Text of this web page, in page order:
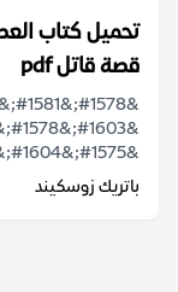
تحميل كتاب
قصة قاتل pdf
&#1575;&#1604;&...
باتريك زوسكيند